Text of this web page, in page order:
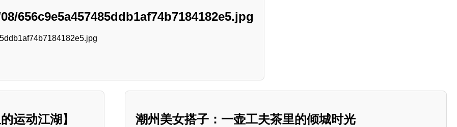
656c9e5a457485ddb1af74b7184182e5.jpg
运动江湖】 潮州美女搭子：一壶工夫茶里的倾城时光